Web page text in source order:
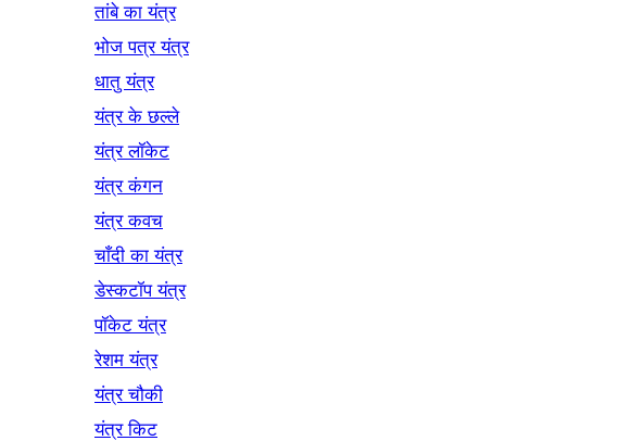
तांबे का यंत्र
भोज पत्र यंत्र
धातु यंत्र
यंत्र के छल्ले
यंत्र लॉकेट
यंत्र कंगन
यंत्र कवच
चाँदी का यंत्र
डेस्कटॉप यंत्र
पॉकेट यंत्र
रेशम यंत्र
यंत्र चौकी
यंत्र किट